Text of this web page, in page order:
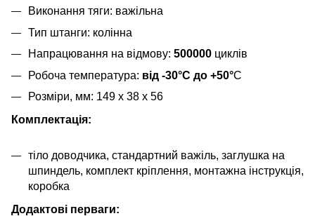
Виконання тяги: важільна
Тип штанги: колінна
Напрацювання на відмову: 500000 циклів
Робоча температура: від -30°C до +50°C
Розміри, мм: 149 х 38 х 56
Комплектація:
тіло доводчика, стандартний важіль, заглушка на
шпиндель, комплект кріплення, монтажна інструкція,
коробка
Додактові перваги: